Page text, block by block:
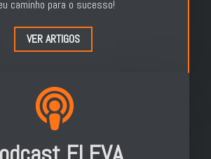
caminho para o sucesso!
VER ARTIGOS